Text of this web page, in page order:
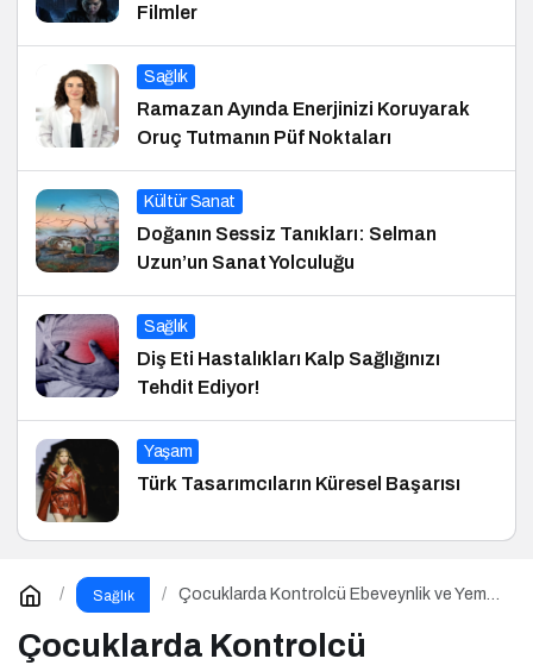
Filmler
Sağlık
Ramazan Ayında Enerjinizi Koruyarak
Oruç Tutmanın Püf Noktaları
Kültür Sanat
Doğanın Sessiz Tanıkları: Selman
Uzun’un Sanat Yolculuğu
Sağlık
Diş Eti Hastalıkları Kalp Sağlığınızı
Tehdit Ediyor!
Yaşam
Türk Tasarımcıların Küresel Başarısı
Sağlık
Çocuklarda Kontrolcü Ebeveynlik ve Yeme
Çocuklarda Kontrolcü